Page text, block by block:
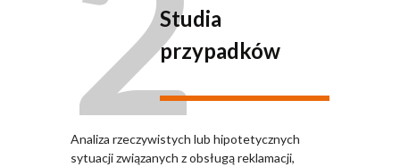
Studia
przypadków
Analiza rzeczywistych lub hipotetycznych
sytuacji związanych z obsługą reklamacji,